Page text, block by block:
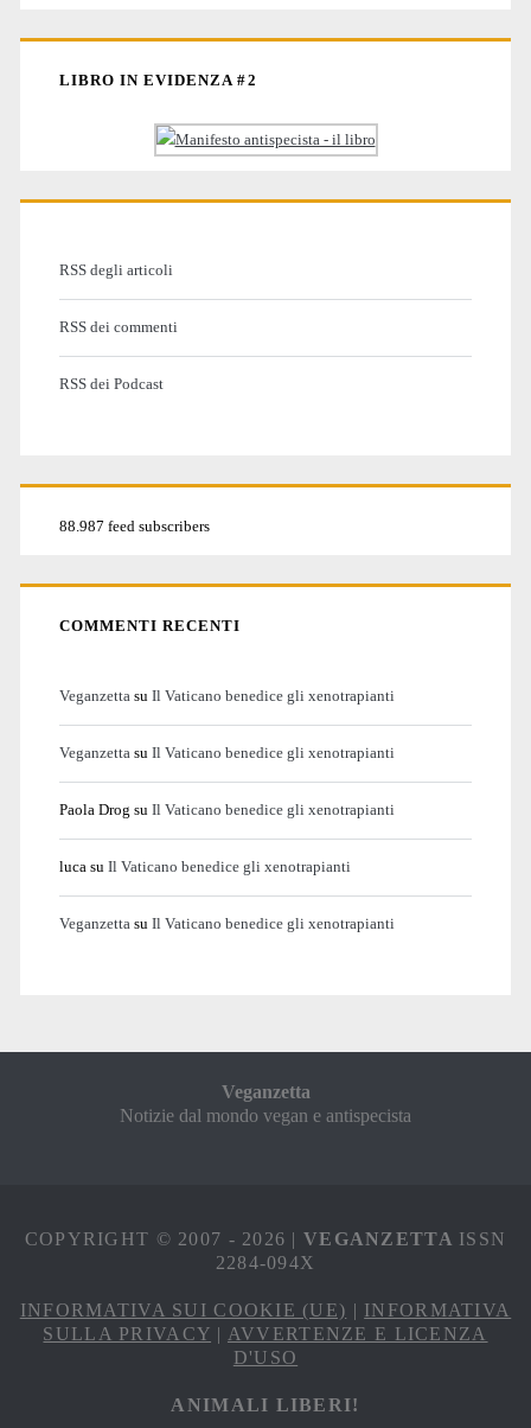
LIBRO IN EVIDENZA #2
RSS degli articoli
RSS dei commenti
RSS dei Podcast
88.987 feed subscribers
COMMENTI RECENTI
Veganzetta su Il Vaticano benedice gli xenotrapianti
Veganzetta su Il Vaticano benedice gli xenotrapianti
Paola Drog su Il Vaticano benedice gli xenotrapianti
luca su Il Vaticano benedice gli xenotrapianti
Veganzetta su Il Vaticano benedice gli xenotrapianti
Veganzetta
Notizie dal mondo vegan e antispecista
COPYRIGHT © 2007 - 2026 |VEGANZETTA ISSN
2284-094X
INFORMATIVA SUI COOKIE (UE) | INFORMATIVA
SULLA PRIVACY | AVVERTENZE E LICENZA
D'USO
ANIMALI LIBERI!